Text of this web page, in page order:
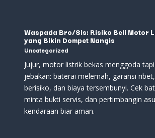
Waspada Bro/Sis: Risiko Beli Motor
yang Bikin Dompet Nangis
Uncategorized
Jujur, motor listrik bekas menggoda
jebakan: baterai melemah, garansi
berisiko, dan biaya tersembunyi. Cek
minta bukti servis, dan pertimbangin
kendaraan biar aman.